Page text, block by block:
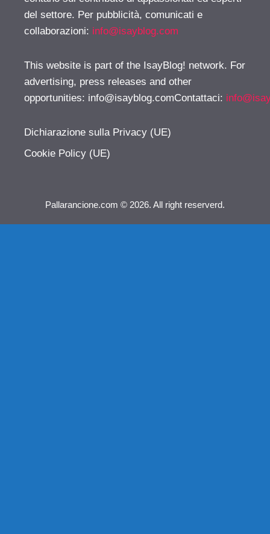
del settore. Per pubblicità, comunicati e
collaborazioni: info@isayblog.com
This website is part of the IsayBlog! network. For
advertising, press releases and other
opportunities: info@isayblog.comContattaci:
Dichiarazione sulla Privacy (UE)
Cookie Policy (UE)
Pallarancione.com © 2026. All right reserverd.